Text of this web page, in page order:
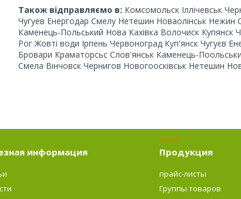
Також відправляємо в: Комсомольск Іллічевськ
Чугуев Енергодар Смелу Нетешин Новаолінськ Нежин
Каменець-Польський Нова Кахівка Волочиск Купянск
Рог Жовті води Ірпень Червоноград Куп'янск Чугуєв
Бровари Краматорсьс Слов'янськ Каменець-
Смела Вінчовск Чернигов Новогоосківськ Нетешин
информация Продукция
прайс-листы
Группы товаров